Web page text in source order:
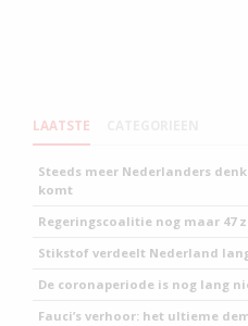
LAATSTE
Steeds meer Nederlanders
komt
Regeringscoalitie nog maar 47
Stikstof verdeelt Nederland
De coronaperiode is nog lang
Fauci’s verhoor: het ultieme